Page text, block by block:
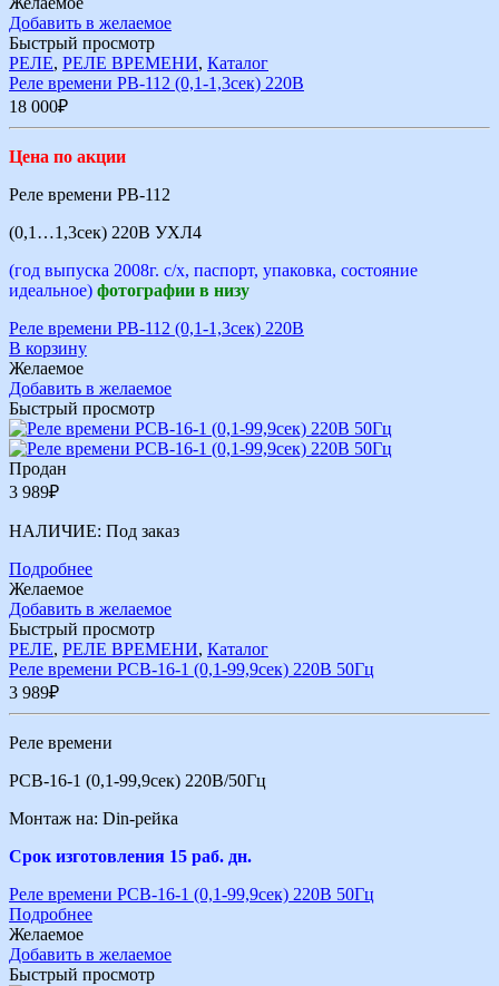
Добавить в желаемое
Быстрый просмотр
РЕЛЕ, РЕЛЕ ВРЕМЕНИ, Каталог
Реле времени РВ-112 (0,1-1,3сек) 220В
18 000₽
Цена по акции
Реле времени РВ-112
(0,1…1,3сек) 220В УХЛ4
(год выпуска 2008г. с/х, паспорт, упаковка, состояние
идеальное) фотографии в низу
Реле времени РВ-112 (0,1-1,3сек) 220В
В корзину
Желаемое
Добавить в желаемое
Быстрый просмотр
Продан
3 989₽
НАЛИЧИЕ: Под заказ
Подробнее
Желаемое
Добавить в желаемое
Быстрый просмотр
РЕЛЕ, РЕЛЕ ВРЕМЕНИ, Каталог
Реле времени РСВ-16-1 (0,1-99,9сек) 220В 50Гц
3 989₽
Реле времени
РСВ-16-1 (0,1-99,9сек) 220В/50Гц
Монтаж на: Din-рейка
Срок изготовления 15 раб. дн.
Реле времени РСВ-16-1 (0,1-99,9сек) 220В 50Гц
Подробнее
Желаемое
Добавить в желаемое
Быстрый просмотр